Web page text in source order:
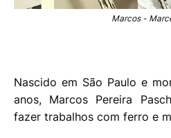
Marcos -
Nascido em São Paulo e
anos, Marcos Pereira
fazer trabalhos com ferro e